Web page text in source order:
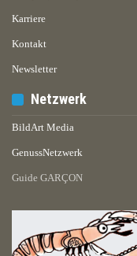
Karriere
Kontakt
Newsletter
Netzwerk
BildArt Media
GenussNetzwerk
Guide GARÇON